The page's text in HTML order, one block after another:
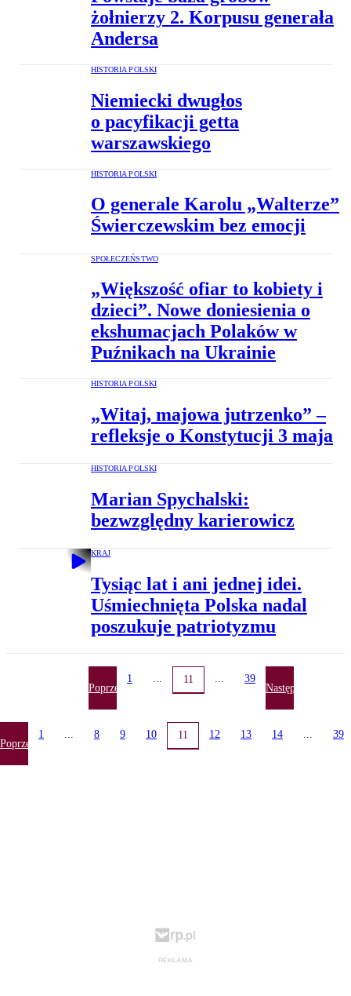
żołnierzy 2. Korpusu generała
Andersa
HISTORIA POLSKI
Niemiecki dwugłos
o pacyfikacji getta
warszawskiego
HISTORIA POLSKI
O generale Karolu „Walterze”
Świerczewskim bez emocji
SPOŁECZEŃSTWO
„Większość ofiar to kobiety i
dzieci”. Nowe doniesienia o
ekshumacjach Polaków w
Puźnikach na Ukrainie
HISTORIA POLSKI
„Witaj, majowa jutrzenko” –
refleksje o Konstytucji 3 maja
HISTORIA POLSKI
Marian Spychalski:
bezwzględny karierowicz
KRAJ
Tysiąc lat i ani jednej idei.
Uśmiechnięta Polska nadal
poszukuje patriotyzmu
Poprzednia
1 ... 11 ... 39
Następna
Poprzednia
1 ... 8 9 10 11 12 13 14 ... 39